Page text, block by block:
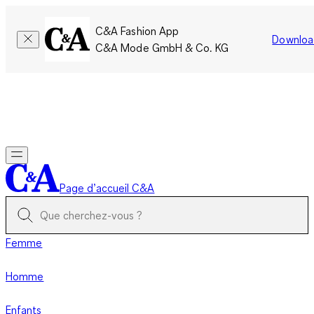
C&A Fashion App
C&A Mode GmbH & Co. KG
Page d’accueil C&A
Femme
Homme
Enfants